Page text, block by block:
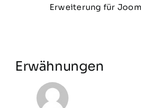
Erweiterung für
Erwähnungen